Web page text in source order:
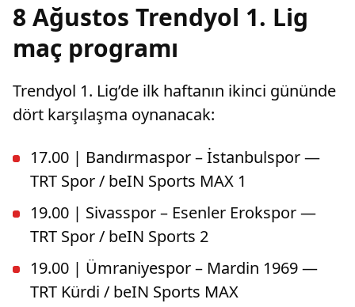
8 Ağustos Trendyol 1. Lig
maç programı
Trendyol 1. Lig’de ilk haftanın ikinci gününde
dört karşılaşma oynanacak:
17.00 | Bandırmaspor – İstanbulspor —
TRT Spor / beIN Sports MAX 1
19.00 | Sivasspor – Esenler Erokspor —
TRT Spor / beIN Sports 2
19.00 | Ümraniyespor – Mardin 1969 —
TRT Kürdi / beIN Sports MAX